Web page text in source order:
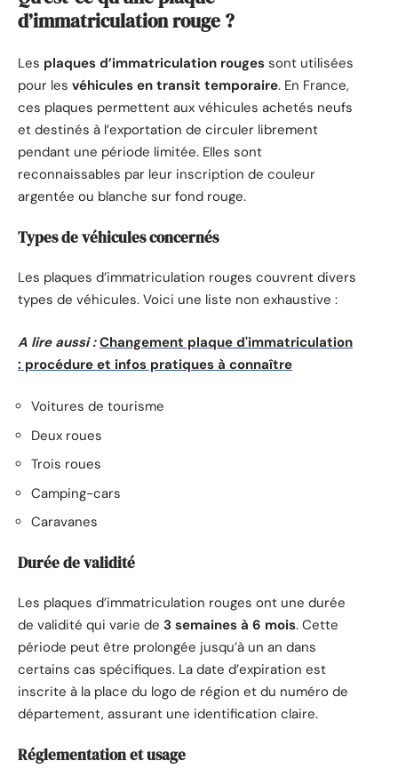
d’immatriculation rouge ?
Les plaques d’immatriculation rouges sont utilisées
pour les véhicules en transit temporaire. En France,
ces plaques permettent aux véhicules achetés neufs
et destinés à l’exportation de circuler librement
pendant une période limitée. Elles sont
reconnaissables par leur inscription de couleur
argentée ou blanche sur fond rouge.
Types de véhicules concernés
Les plaques d’immatriculation rouges couvrent divers
types de véhicules. Voici une liste non exhaustive :
A lire aussi : Changement plaque d'immatriculation
: procédure et infos pratiques à connaître
Voitures de tourisme
Deux roues
Trois roues
Camping-cars
Caravanes
Durée de validité
Les plaques d’immatriculation rouges ont une durée
de validité qui varie de 3 semaines à 6 mois. Cette
période peut être prolongée jusqu’à un an dans
certains cas spécifiques. La date d’expiration est
inscrite à la place du logo de région et du numéro de
département, assurant une identification claire.
Réglementation et usage